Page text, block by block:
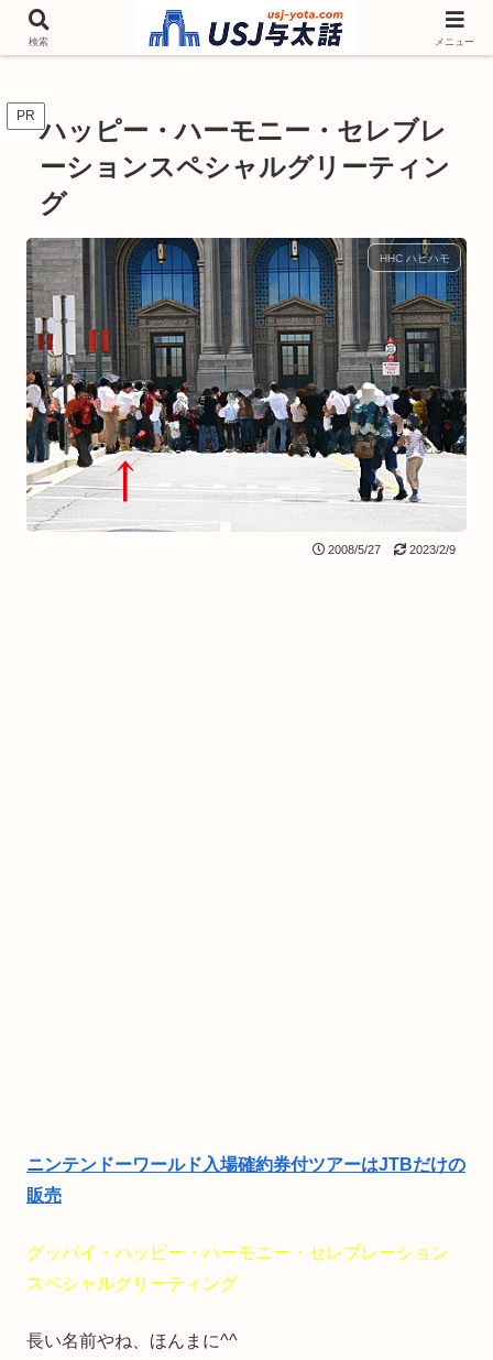
チケットやシーズンイベント ニンテンドーワールド アトラクションなどユニ
バを歩いて情報収集しています
PR ハッピー・ハーモニー・セレブレ
ーションスペシャルグリーティン
グ
HHC ハピハモ
2008/5/27 2023/2/9
ニンテンドーワールド入場確約券付ツアーはJTBだけの
販売
グッバイ・ハッピー・ハーモニー・セレブレーション
スペシャルグリーティング
長い名前やね、ほんまに^^
検索 メニュー